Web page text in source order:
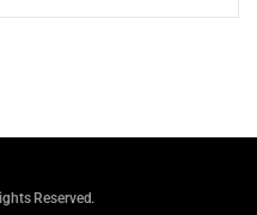
Reserved.